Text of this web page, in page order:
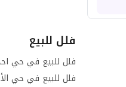
فلل للبيع
فلل للبيع في حي
فلل للبيع في حي